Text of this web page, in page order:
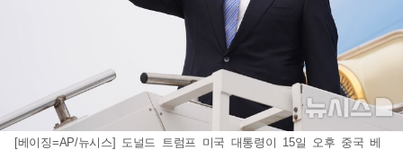
[베이징=AP/뉴시스] 도널드 트럼프 미국 대통령이 15일 오후 중국 베